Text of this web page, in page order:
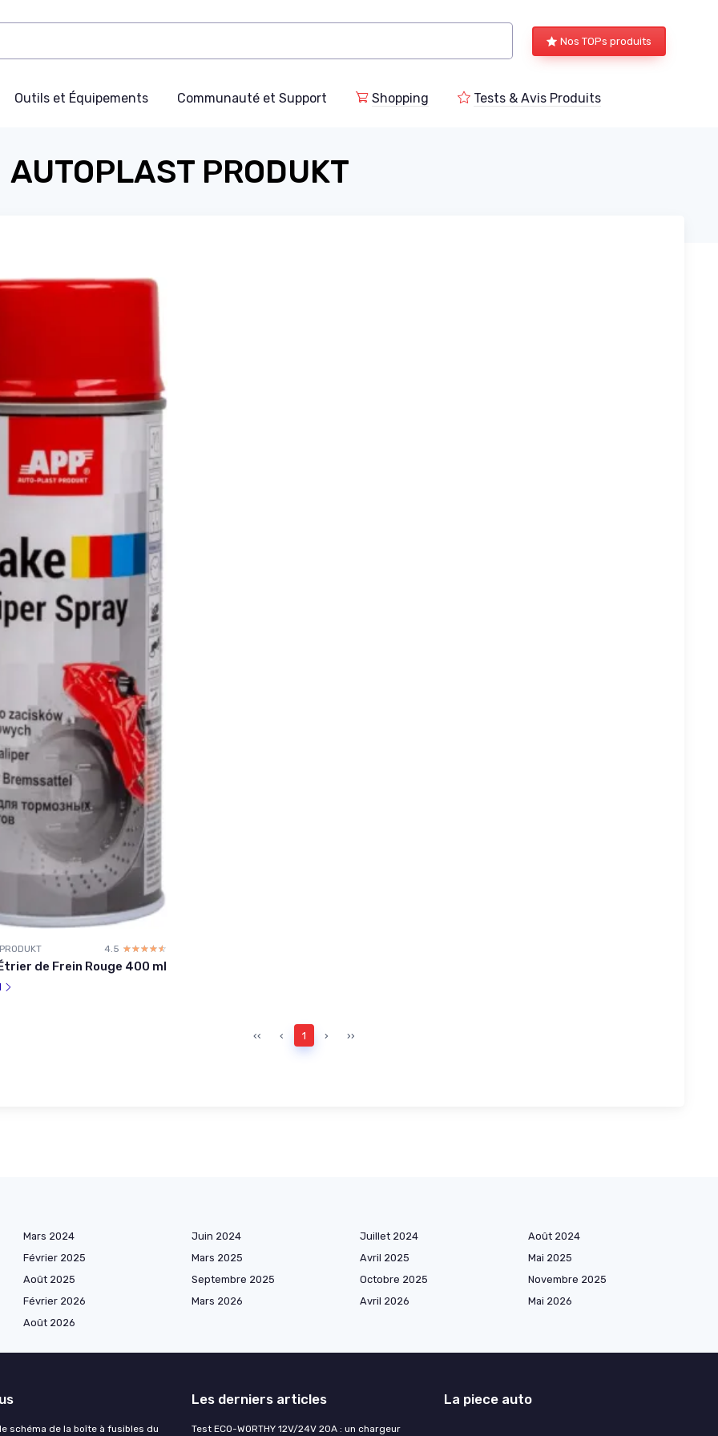
Nos TOPs produits
Outils et Équipements Communauté et Support Shopping Tests & Avis Produits
AUTOPLAST PRODUKT
4.5 ☆☆☆☆☆
★★★★★
de Frein Rouge 400 ml
‹‹ ‹ 1 › ››
Mars 2024 Juin 2024 Juillet 2024
Août 2024
Février 2025
Mars 2025 Avril 2025
Mai 2025
Août 2025
Septembre 2025 Octobre 2025
Novembre 2025
Février 2026
Mars 2026 Avril 2026
Mai 2026
Août 2026
schéma de la boîte à fusibles du
Les derniers articles
Test ECO-WORTHY 12V/24V 20A : un chargeur
La piece auto